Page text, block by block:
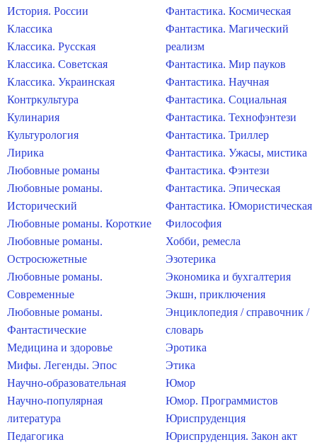
История. России
Классика
Классика. Русская
Классика. Советская
Классика. Украинская
Контркультура
Кулинария
Культурология
Лирика
Любовные романы
Любовные романы.
Исторический
Любовные романы. Короткие
Любовные романы.
Остросюжетные
Любовные романы.
Современные
Любовные романы.
Фантастические
Медицина и здоровье
Мифы. Легенды. Эпос
Научно-образовательная
Научно-популярная
литература
Педагогика
Фантастика. Космическая
Фантастика. Магический
реализм
Фантастика. Мир пауков
Фантастика. Научная
Фантастика. Социальная
Фантастика. Технофэнтези
Фантастика. Триллер
Фантастика. Ужасы, мистика
Фантастика. Фэнтези
Фантастика. Эпическая
Фантастика. Юмористическая
Философия
Хобби, ремесла
Эзотерика
Экономика и бухгалтерия
Экшн, приключения
Энциклопедия / справочник /
словарь
Эротика
Этика
Юмор
Юмор. Программистов
Юриспруденция
Юриспруденция. Закон акт